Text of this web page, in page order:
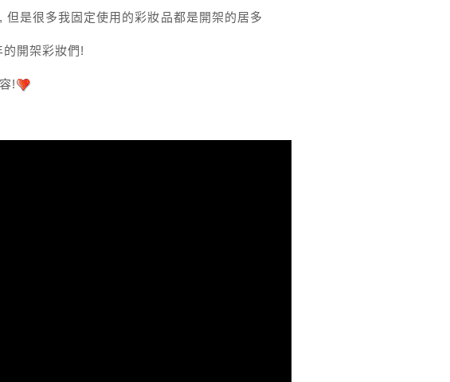
是很多我固定使用的彩妝品都是開架的居多
開架彩妝們!
!